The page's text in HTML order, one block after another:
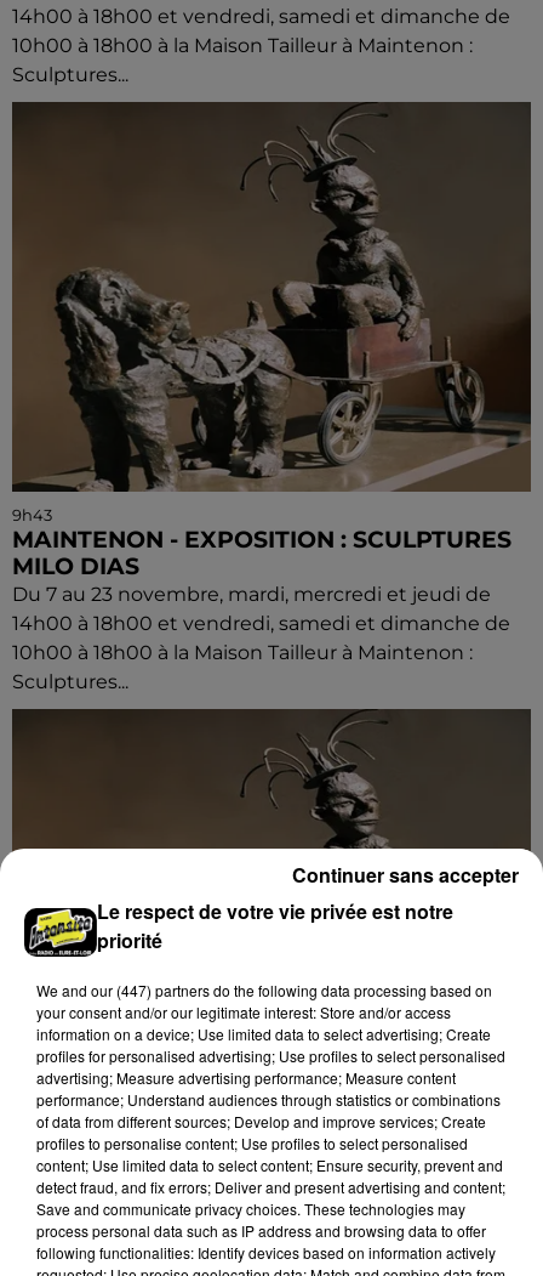
14h00 à 18h00 et vendredi, samedi et dimanche de
10h00 à 18h00 à la Maison Tailleur à Maintenon :
Sculptures...
9h43
MAINTENON - EXPOSITION : SCULPTURES
MILO DIAS
Du 7 au 23 novembre, mardi, mercredi et jeudi de
14h00 à 18h00 et vendredi, samedi et dimanche de
10h00 à 18h00 à la Maison Tailleur à Maintenon :
Sculptures...
9h43
MAINTENON - EXPOSITION : SCULPTURES
MILO DIAS
Du 7 au 23 novembre, mardi, mercredi et jeudi de
14h00 à 18h00 et vendredi, samedi et dimanche de
10h00 à 18h00 à la Maison Tailleur à Maintenon :
Le respect de votre vie privée est notre
priorité
We and our (447) partnersdo the following data processing based on
your consent and/or our legitimate interest: Store and/or access
information on a device; Use limited data to select advertising; Create
profiles for personalised advertising; Use profiles to select personalised
advertising; Measure advertising performance; Measure content
performance; Understand audiences through statistics or combinations
of data from different sources; Develop and improve services; Create
profiles to personalise content; Use profiles to select personalised
content; Use limited data to select content; Ensure security, prevent and
detect fraud, and fix errors; Deliver and present advertising and content;
Save and communicate privacy choices. These technologies may
process personal data such as IP address and browsing data to offer
following functionalities: Identify devices based on information actively
Continuer sans accepter